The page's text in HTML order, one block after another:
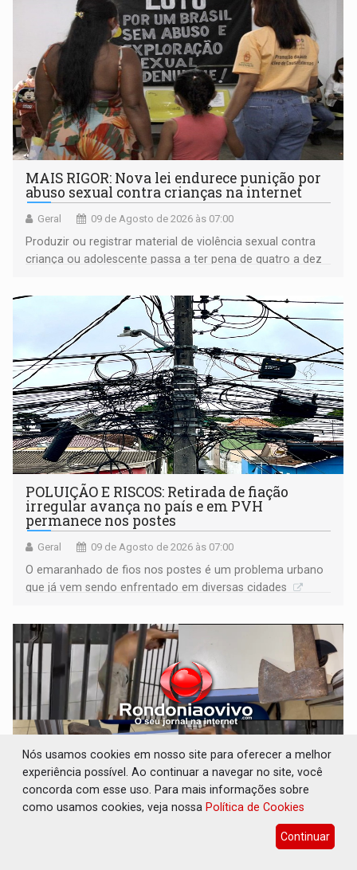
MAIS RIGOR: Nova lei endurece punição por
abuso sexual contra crianças na internet
Geral 09 de Agosto de 2026 às 07:00
Produzir ou registrar material de violência sexual contra
criança ou adolescente passa a ter pena de quatro a dez
POLUIÇÃO E RISCOS: Retirada de fiação
irregular avança no país e em PVH
permanece nos postes
Geral 09 de Agosto de 2026 às 07:00
O emaranhado de fios nos postes é um problema urbano
que já vem sendo enfrentado em diversas cidades
VÍDEO: Armado com machado, homem
ameaça matar sobrinha grávida e com bebê
Nós usamos cookies em nosso site para oferecer a melhor
experiência possível. Ao continuar a navegar no site, você
concorda com esse uso. Para mais informações sobre
como usamos cookies, veja nossa Política de Cookies
Continuar